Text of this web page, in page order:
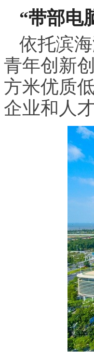
“带部电
依托滨
青年创新
方米优质
企业和人